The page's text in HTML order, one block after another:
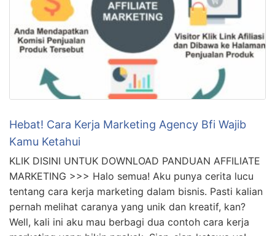
MARKETING >>> Jadi loe berpikir untuk mencoba
peruntungan dalam dunia affiliate marketing? Itu
adalah langkah yang sangat cerdas! Tidak hanya
memberi Anda kebebasan finansial, tetapi juga
memberi Anda kesempatan untuk menguasai dunia
digital. Tapi bagaimana caranya membuat website
affiliate marketing yang sukses? Di sinilah kami hadir